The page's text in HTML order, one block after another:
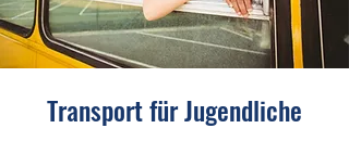
Transport für Jugendliche